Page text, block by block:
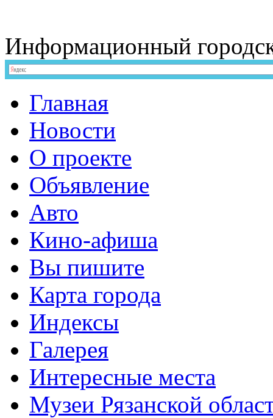
Информационный
Главная
Новости
О проекте
Объявление
Авто
Кино-афиша
Вы пишите
Карта города
Индексы
Галерея
Интересные места
Музеи Рязанской